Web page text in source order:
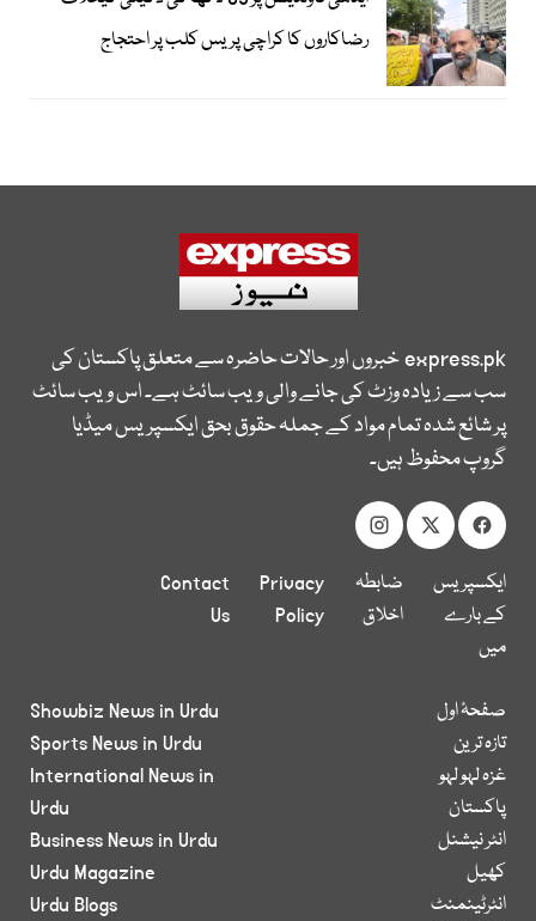
رضاکاروں کا کراچی پریس کلب پر احتجاج
express.pkخبروں اور حالات حاضرہ سے متعلق پاکستان کی
سب سے زیادہ وزٹ کی جانے والی ویب سائٹ ہے۔ اس ویب سائٹ
پر شائع شدہ تمام مواد کے جملہ حقوق بحق ایکسپریس میڈیا
گروپ محفوظ ہیں۔
ایکسپریس
کے بارے
میں
ضابطہ
اخلاق
Privacy
Policy
Contact
Us
صفحۂ اول
تازہ ترین
غزہ لہو لہو
پاکستان
انٹر نیشنل
کھیل
انٹرٹینمنٹ
Showbiz News in Urdu
Sports News in Urdu
International News in
Urdu
Business News in Urdu
Urdu Magazine
Urdu Blogs